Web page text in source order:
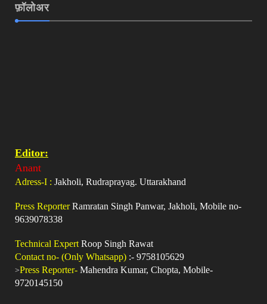
फ़ॉलोअर
Editor:
Anant
Adress-I : Jakholi, Rudraprayag. Uttarakhand
Press ReporterRamratan Singh Panwar, Jakholi, Mobile no-
9639078338
Technical Expert Roop Singh Rawat
Contact no- (Only Whatsapp) :- 9758105629
>Press Reporter- Mahendra Kumar, Chopta, Mobile-
9720145150